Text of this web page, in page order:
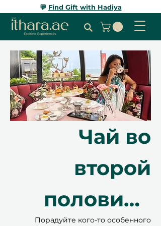
💬 Find Gift with Hadiya
Чай во
второй
половине
Порадуйте кого-то особенного